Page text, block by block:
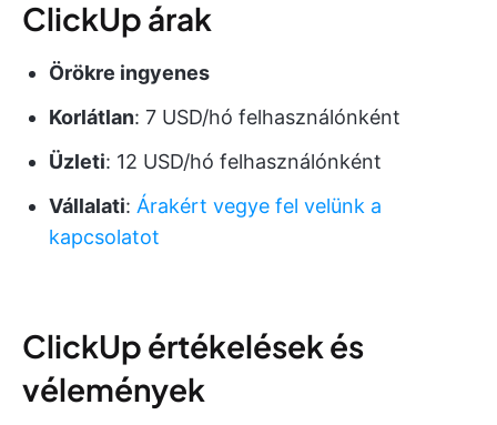
ClickUp árak
Örökre ingyenes
Korlátlan: 7 USD/hó felhasználónként
Üzleti: 12 USD/hó felhasználónként
Vállalati: Árakért vegye fel velünk a
kapcsolatot
ClickUp értékelések és
vélemények